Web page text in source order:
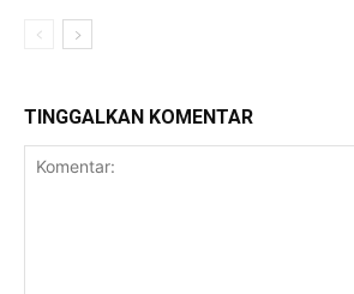
TINGGALKAN KOMENTAR